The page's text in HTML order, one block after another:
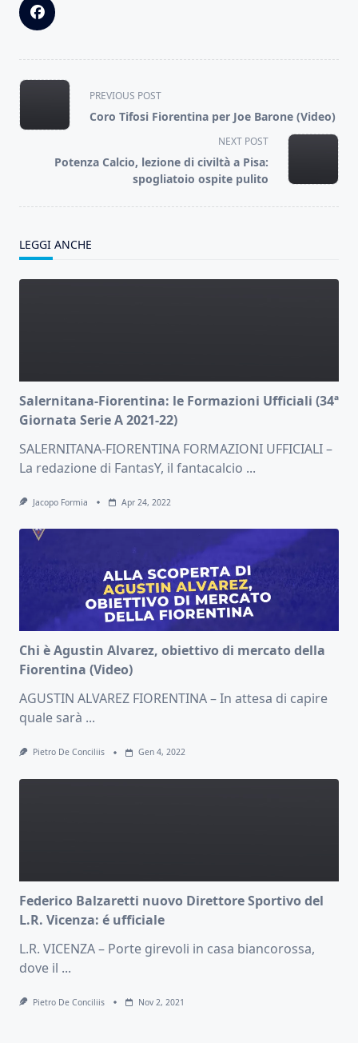
<span
class="nav-
subtitle
reader-
text">Page</span>
PREVIOUS POST
Coro Tifosi Fiorentina per Joe Barone (Video)
NEXT POST
Potenza Calcio, lezione di civiltà a Pisa:
spogliatoio ospite pulito
LEGGI ANCHE
Salernitana-Fiorentina: le Formazioni Ufficiali (34ª
Giornata Serie A 2021-22)
SALERNITANA-FIORENTINA FORMAZIONI UFFICIALI –
La redazione di FantasY, il fantacalcio ...
Jacopo Formia Apr 24, 2022
Chi è Agustin Alvarez, obiettivo di mercato della
Fiorentina (Video)
AGUSTIN ALVAREZ FIORENTINA – In attesa di capire
quale sarà ...
Pietro De Conciliis Gen 4, 2022
Federico Balzaretti nuovo Direttore Sportivo del
L.R. Vicenza: é ufficiale
L.R. VICENZA – Porte girevoli in casa biancorossa,
dove il ...
Pietro De Conciliis Nov 2, 2021